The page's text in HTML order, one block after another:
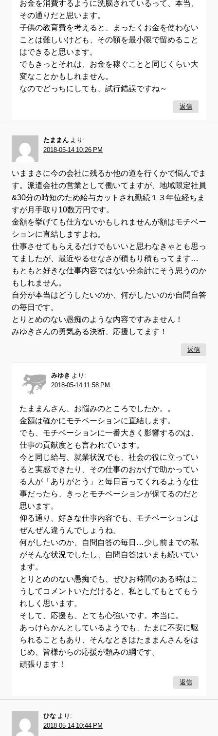
お金を消費するように洗脳されているって、本当、
その通りだと思います。
子供の教育費を考えると、まったくお金を使わない
ことは難しいけども、その額を最小限で留めること
はできると思います。
でもきっとそれは、お金を稼ぐことと同じくらい大
変なことかもしれません。
なのでどっちにしても、試行錯誤ですね～
返信
たままん
より:
2018-05-14 10:26 PM
いままさに今の会社に残るか他の道を行くかで悩んでま
す。派遣会社の営業として働いてますが、地域限定社員
&30分の時短のため給与カットされ勤続１３年位経ちま
すが月手取り10数万円です。
金額を挙げても仕方ないかもしれませんが額はモチベー
ションに直結しますよね。
仕事させてもらえるだけでもいいと思わなきゃとも思っ
てましたが、最近やるせなさが積もり積もってます…
もともと好きな仕事内容ではない分余計にそう思うのか
もしれません。
自分が本当はどうしたいのか、何がしたいのか自問自答
の毎日です。
とりとめのない愚痴のような内容ですみません！
みゆきさんの勇気ある決断、応援してます！
返信
みゆき
より:
2018-05-14 11:58 PM
たままんさん、お悩みのところでしたか。。
金額は確かにモチベーションに直結します。
でも、モチベーションに一番大きく影響するのは、
仕事の貢献度とも言われています。
今と同じ給与、就業状況でも、社会の役に立ってい
ると実感できたり、その仕事のおかげで助かってい
る人が「ありがとう」と毎日言ってくれるような仕
事だったら、きっとモチベーションが保てるのだと
思います。
仰る通り、好きな仕事内容でも、モチベーションは
ぜんぜん違うんでしょうね。
何がしたいのか、自問自答の毎日…少し前までの私
がそんな状況でしたし、自問自答はいまも続いてい
ます。
とりとめのない愚痴でも、ぜひお時間のある時はこ
うしてコメントいただけると、私としてもとてもう
れしく思います。
そして、応援も、とても心強いです。本当に。
あっけらかんとしているようでも、たまに不安に駆
られることもあり、そんなときはたままんさんをは
じめ、皆様からの応援が頼みの綱です。
頑張ります！
返信
ひな
より:
2018-05-14 10:44 PM